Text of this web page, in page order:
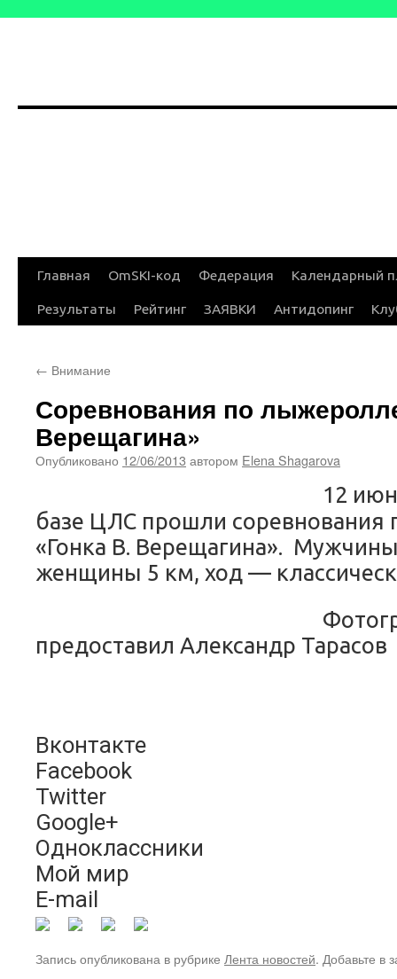
Перейти
Главная OmSKI-код Федерация Календарный
Результаты Рейтинг ЗАЯВКИ Антидопинг
← Внимание
Соревнования по
Верещагина»
Опубликовано 12/06/2013 автором Elena Shagarova
12
базе ЦЛС прошли
«Гонка В. Верещагина».
женщины 5 км, ход —
предоставил Александр Тарасов
Вконтакте
Facebook
Twitter
Google+
Одноклассники
Мой мир
E-mail
Запись опубликована в рубрике Лента новостей. Добавьте в